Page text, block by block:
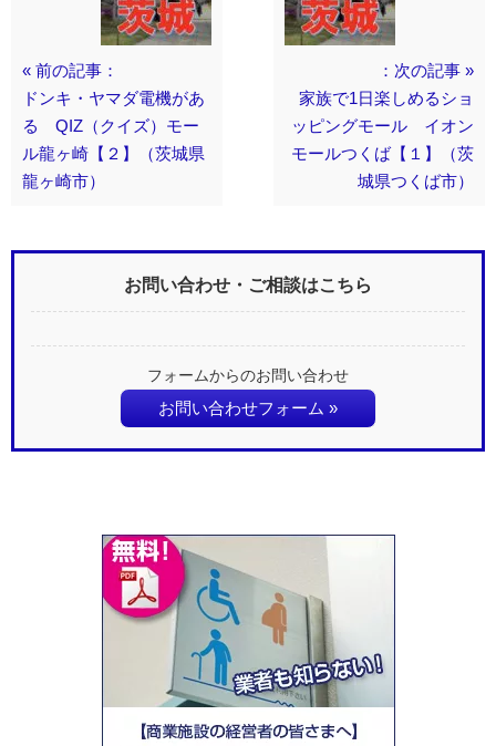
« 前の記事：
ドンキ・ヤマダ電機があ
る QIZ（クイズ）モー
ル龍ヶ崎【２】（茨城県
龍ヶ崎市）
：次の記事 »
家族で1日楽しめるショ
ッピングモール イオン
モールつくば【１】（茨
城県つくば市）
お問い合わせ・ご相談はこちら
フォームからのお問い合わせ
お問い合わせフォーム »